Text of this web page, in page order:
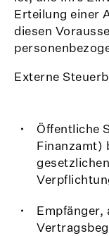
Erteilung einer
diesen
Externe
Öffentliche
Finanzamt)
Empfänger,